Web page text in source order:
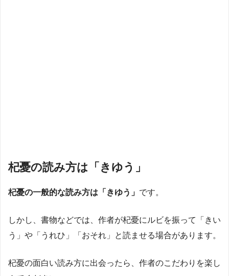
杞憂の読み方は「きゆう」
杞憂の一般的な読み方は「きゆう」 です。
しかし、書物などでは、作者が杞憂にルビを振って「きい
う」や「うれひ」「おそれ」と読ませる場合があります。
杞憂の面白い読み方に出会ったら、作者のこだわりを楽し